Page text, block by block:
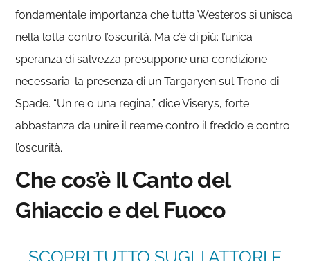
fondamentale importanza che tutta Westeros si unisca
nella lotta contro l’oscurità. Ma c’è di più: l’unica
speranza di salvezza presuppone una condizione
necessaria: la presenza di un Targaryen sul Trono di
Spade. “Un re o una regina,” dice Viserys, forte
abbastanza da unire il reame contro il freddo e contro
l’oscurità.
Che cos’è Il Canto del
Ghiaccio e del Fuoco
SCOPRI TUTTO SUGLI ATTORI E